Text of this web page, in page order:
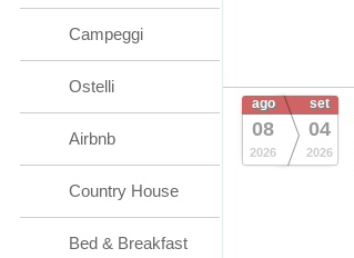
ago
08
2026
set
04
2026
Campeggi
Ostelli
Airbnb
Country House
Bed & Breakfast